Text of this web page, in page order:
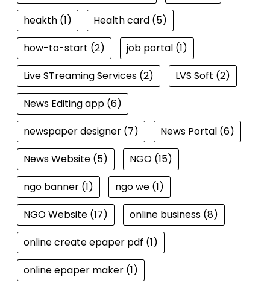
heakth(1) Health card(5)
how-to-start (2) job portal(1)
Live STreaming Services(2) LVS Soft (2)
News Editing app(6)
newspaper designer(7) News Portal(6)
News Website(5) NGO(15)
ngo banner(1) ngo we(1)
NGO Website(17) online business(8)
online create epaper pdf (1)
online epaper maker(1)